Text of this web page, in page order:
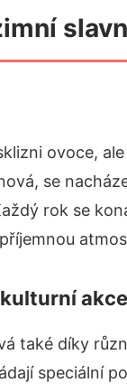
ovoce,
se
rok se
akce
také díky
speciální